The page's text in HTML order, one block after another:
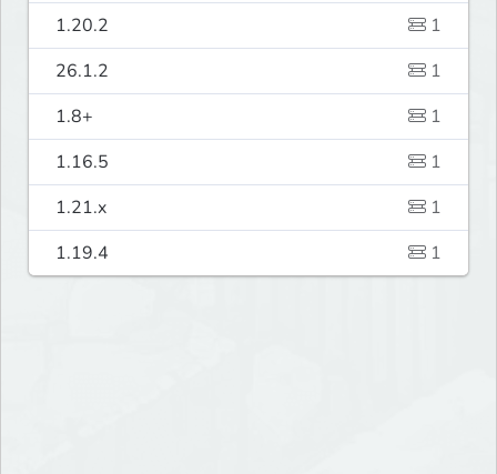
1.20.2
1
26.1.2
1
1.8+
1
1.16.5
1
1.21.x
1
1.19.4
1